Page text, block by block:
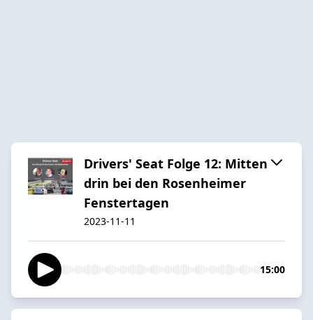
Drivers' Seat Folge 12: Mitten
drin bei den Rosenheimer
Fenstertagen
2023-11-11
15:00